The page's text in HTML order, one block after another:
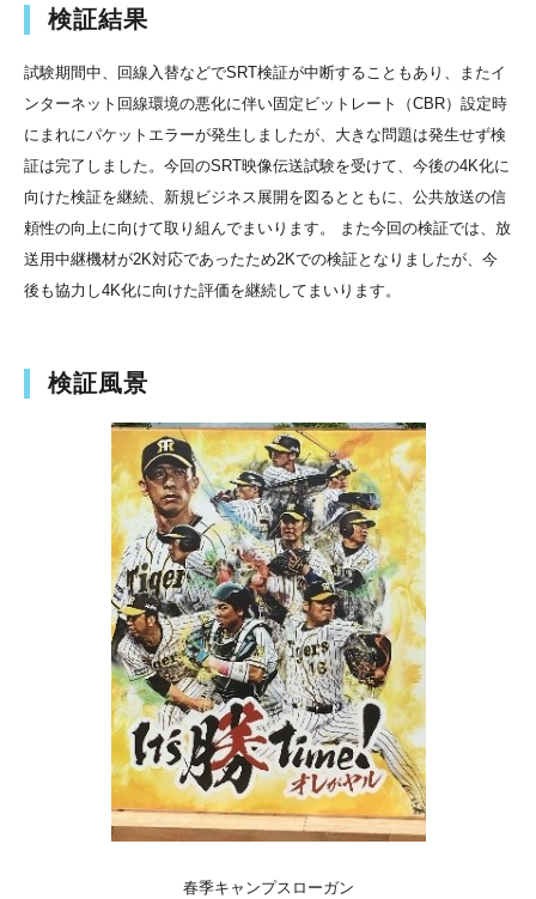
検証結果
試験期間中、回線入替などでSRT検証が中断することもあり、またイ
ンターネット回線環境の悪化に伴い固定ビットレート（CBR）設定時
にまれにパケットエラーが発生しましたが、大きな問題は発生せず検
証は完了しました。今回のSRT映像伝送試験を受けて、今後の4K化に
向けた検証を継続、新規ビジネス展開を図るとともに、公共放送の信
頼性の向上に向けて取り組んでまいります。 また今回の検証では、放
送用中継機材が2K対応であったため2Kでの検証となりましたが、今
後も協力し4K化に向けた評価を継続してまいります。
検証風景
春季キャンプスローガン